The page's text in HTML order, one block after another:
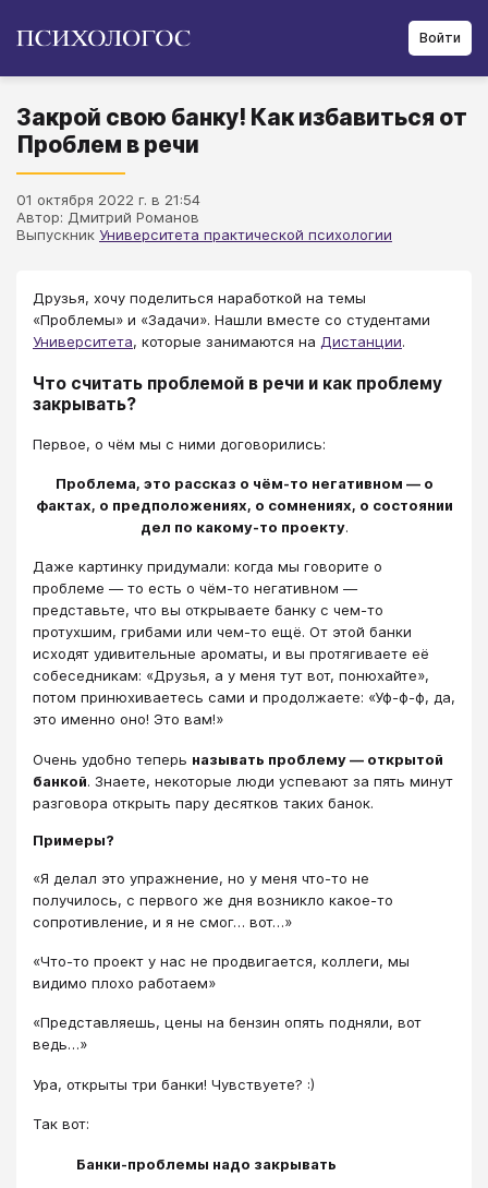
Войти
Закрой свою банку! Как избавиться от
Проблем в речи
01 октября 2022 г. в 21:54
Автор: Дмитрий Романов
Выпускник Университета практической психологии
Друзья, хочу поделиться наработкой на темы
«Проблемы» и «Задачи». Нашли вместе со студентами
Университета, которые занимаются на Дистанции.
Что считать проблемой в речи и как проблему
закрывать?
Первое, о чём мы с ними договорились:
Проблема, это рассказ о чём-то негативном — о
фактах, о предположениях, о сомнениях, о состоянии
дел по какому-то проекту.
Даже картинку придумали: когда мы говорите о
проблеме — то есть о чём-то негативном —
представьте, что вы открываете банку с чем-то
протухшим, грибами или чем-то ещё. От этой банки
исходят удивительные ароматы, и вы протягиваете её
собеседникам: «Друзья, а у меня тут вот, понюхайте»,
потом принюхиваетесь сами и продолжаете: «Уф-ф-ф, да,
это именно оно! Это вам!»
Очень удобно теперь называть проблему — открытой
банкой. Знаете, некоторые люди успевают за пять минут
разговора открыть пару десятков таких банок.
Примеры?
«Я делал это упражнение, но у меня что-то не
получилось, с первого же дня возникло какое-то
сопротивление, и я не смог… вот…»
«Что-то проект у нас не продвигается, коллеги, мы
видимо плохо работаем»
«Представляешь, цены на бензин опять подняли, вот
ведь…»
Ура, открыты три банки! Чувствуете? :)
Так вот:
Банки-проблемы надо закрывать